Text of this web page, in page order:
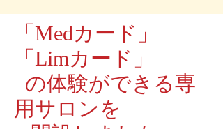
「Medカード」
「Limカード」
の体験ができる専
用サロンを